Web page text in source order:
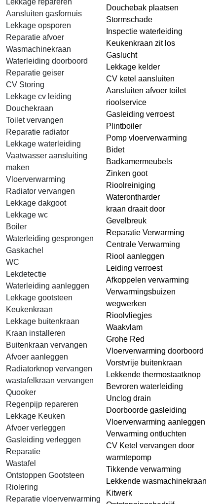
Lekkage repareren
Aansluiten gasfornuis
Lekkage opsporen
Reparatie afvoer
Wasmachinekraan
Waterleiding doorboord
Reparatie geiser
CV Storing
Lekkage cv leiding
Douchekraan
Toilet vervangen
Reparatie radiator
Lekkage waterleiding
Vaatwasser aansluiting
maken
Vloerverwarming
Radiator vervangen
Lekkage dakgoot
Lekkage wc
Boiler
Waterleiding gesprongen
Gaskachel
WC
Lekdetectie
Waterleiding aanleggen
Lekkage gootsteen
Keukenkraan
Lekkage buitenkraan
Kraan installeren
Buitenkraan vervangen
Afvoer aanleggen
Radiatorknop vervangen
wastafelkraan vervangen
Quooker
Regenpijp repareren
Lekkage Keuken
Afvoer verleggen
Gasleiding verleggen
Reparatie
Wastafel
Ontstoppen Gootsteen
Riolering
Reparatie vloerverwarming
Douchebak plaatsen
Stormschade
Inspectie waterleiding
Keukenkraan zit los
Gaslucht
Lekkage kelder
CV ketel aansluiten
Aansluiten afvoer toilet
rioolservice
Gasleiding verroest
Plintboiler
Pomp vloerverwarming
Bidet
Badkamermeubels
Zinken goot
Rioolreiniging
Waterontharder
kraan draait door
Gevelbreuk
Reparatie Verwarming
Centrale Verwarming
Riool aanleggen
Leiding verroest
Afkoppelen verwarming
Verwarmingsbuizen
wegwerken
Rioolvliegjes
Waakvlam
Grohe Red
Vloerverwarming doorboord
Vorstvrije buitenkraan
Lekkende thermostaatknop
Bevroren waterleiding
Unclog drain
Doorboorde gasleiding
Vloerverwarming aanleggen
Verwarming ontluchten
CV Ketel vervangen door
warmtepomp
Tikkende verwarming
Lekkende wasmachinekraan
Kitwerk